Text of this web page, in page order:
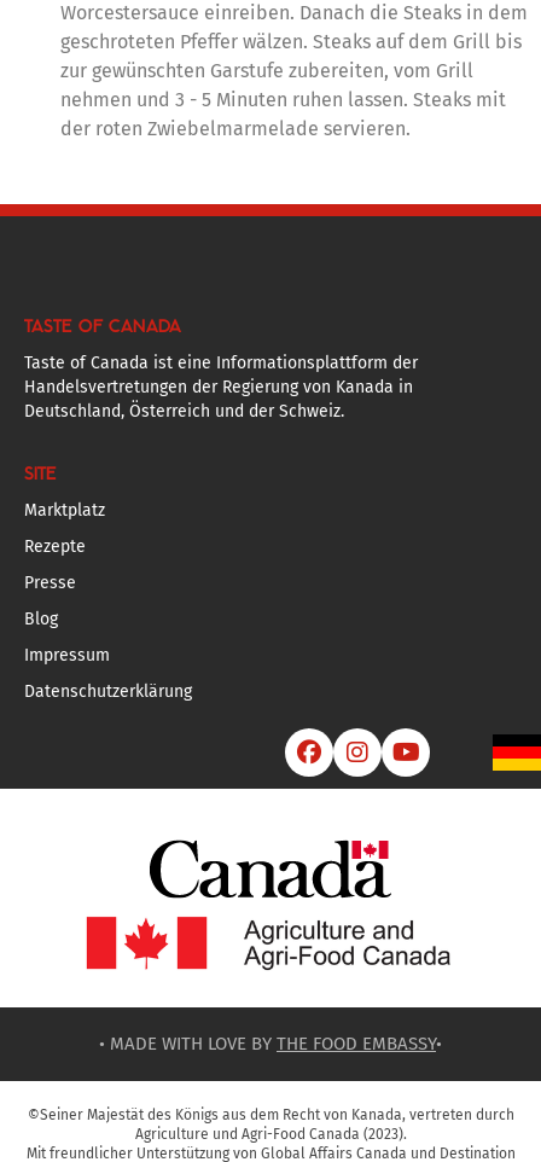
Worcestersauce einreiben. Danach die Steaks in dem
geschroteten Pfeffer wälzen. Steaks auf dem Grill bis
zur gewünschten Garstufe zubereiten, vom Grill
nehmen und 3 - 5 Minuten ruhen lassen. Steaks mit
der roten Zwiebelmarmelade servieren.
TASTE OF CANADA
Taste of Canada ist eine Informationsplattform der
Handelsvertretungen der Regierung von Kanada in
Deutschland, Österreich und der Schweiz.
SITE
Marktplatz
Rezepte
Presse
Blog
Impressum
Datenschutzerklärung
  
• MADE WITH LOVE BY THE FOOD EMBASSY•
©Seiner Majestät des Königs aus dem Recht von Kanada, vertreten durch
Agriculture und Agri-Food Canada (2023).
Mit freundlicher Unterstützung von Global Affairs Canada und Destination